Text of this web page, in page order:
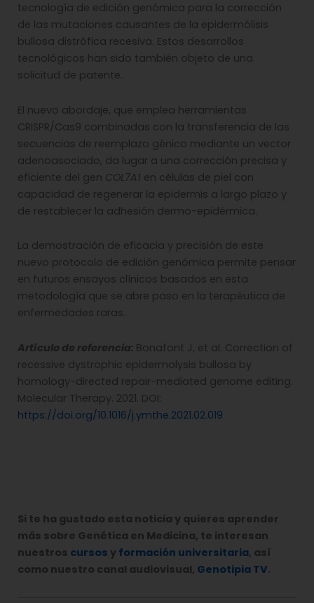
tecnología de edición genómica para la corrección
de las mutaciones causantes de la epidermólisis
bullosa distrófica recesiva. Estos desarrollos
tecnológicos han sido también objeto de una
solicitud de patente.
El nuevo abordaje, que emplea herramientas
CRISPR/Cas9 combinadas con la transferencia de las
secuencias de reemplazo génico mediante un vector
adenoasociado, da lugar a una corrección precisa y
eficiente del gen COL7A1 en células de piel con
capacidad de regenerar la epidermis a largo plazo y
de restablecer la adhesión dermo-epidérmica.
La demostración de eficacia y precisión de este
nuevo protocolo de edición genómica permite pensar
en futuros ensayos clínicos basados en esta
metodología que se abre paso en la terapéutica de
enfermedades raras.
Artículo de referencia: Bonafont J, et al. Correction of
recessive dystrophic epidermolysis bullosa by
homology-directed repair-mediated genome editing.
Molecular Therapy. 2021. DOI:
https://doi.org/10.1016/j.ymthe.2021.02.019
Si te ha gustado esta noticia y quieres aprender
más sobre Genética en Medicina, te interesan
nuestros cursos y formación universitaria, así
como nuestro canal audiovisual, Genotipia TV.